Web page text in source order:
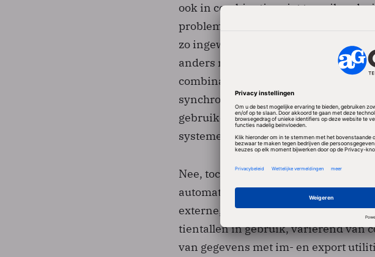
ook in combinatie- niet toereikend,
problemen niet mee worden
zo ingewikkeld. Een nieuw idee
anders nodig dan een app waarmee
combinatie met een Active Directory
synchronisatie stappen met cloud
gebruiker ook nog eens automatisch
systemen. Geregeld, toch?
Nee, toch niet. We weten dat de
automatisch betekent dat er
externe, bronnen gemaakt moeten
tientallen in gebruik, variërend van
van gegevens met im- en export